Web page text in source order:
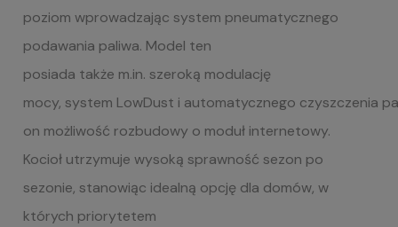
poziom wprowadzając system pneumatycznego
podawania paliwa. Model ten
posiada także m.in. szeroką modulację
mocy, system LowDust i automatycznego czyszczenia
on możliwość rozbudowy o moduł internetowy.
Kocioł utrzymuje wysoką sprawność sezon po
sezonie, stanowiąc idealną opcję dla domów, w
których priorytetem